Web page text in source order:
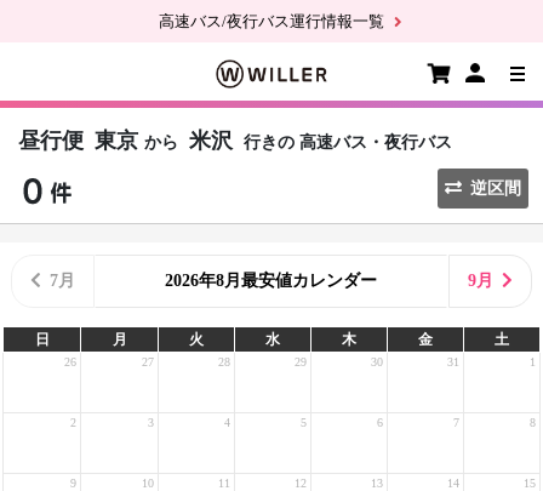
高速バス/夜行バス運行情報一覧
昼行便 東京 から 米沢 行きの 高速バス・夜行バス
逆区間
7月 2026年8月最安値カレンダー 9月
日 月 火 水 木 金 土
26 27 28 29 30 31 1
2 3 4 5 6 7 8
9 10 11 12 13 14 15